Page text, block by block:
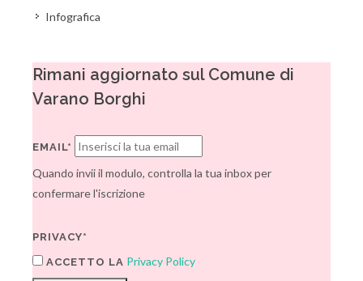
Infografica
Rimani aggiornato sul Comune di
Varano Borghi
EMAIL*
Quando invii il modulo, controlla la tua inbox per
confermare l'iscrizione
PRIVACY*
ACCETTO LA Privacy Policy